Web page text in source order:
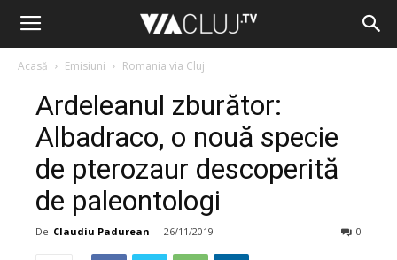
Acasă Emisiuni Romania via Cluj
Ardeleanul zburător:
Albadraco, o nouă specie
de pterozaur descoperită
de paleontologi
De Claudiu Padurean - 26/11/2019 0